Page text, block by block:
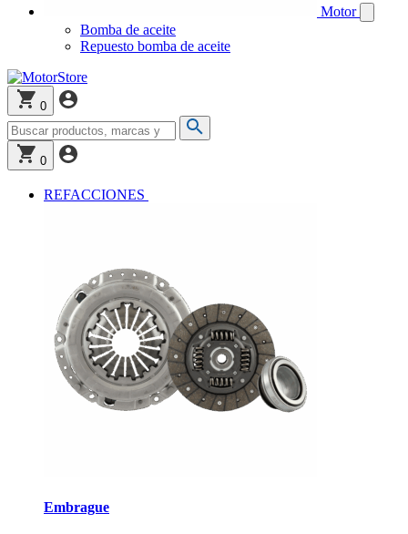
Motor
Bomba de aceite
Repuesto bomba de aceite
0
0
REFACCIONES
Embrague